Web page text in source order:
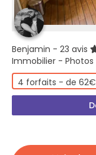
Benjamin - 23 avis
Immobilier - Photos
4 forfaits - de 62€